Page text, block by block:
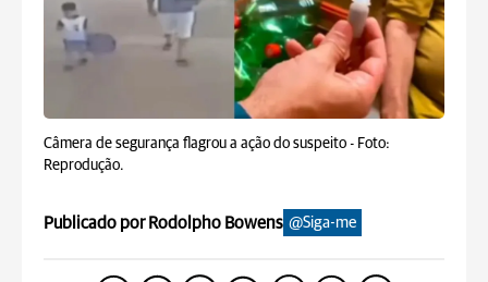
Câmera de segurança flagrou a ação do suspeito - Foto:
Reprodução.
Publicado por Rodolpho Bowens @Siga-me